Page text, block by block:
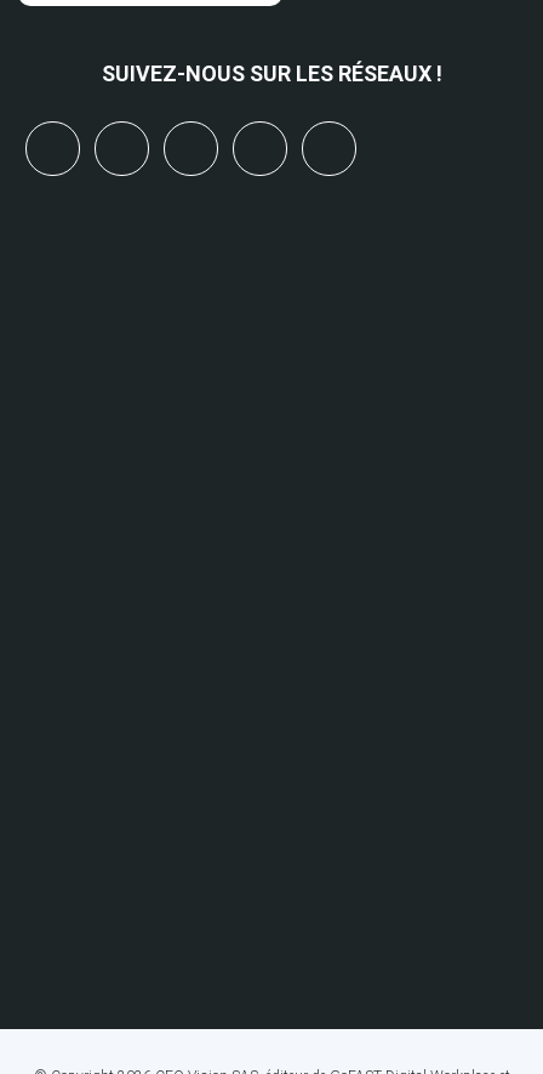
SUIVEZ-NOUS SUR LES RÉSEAUX !
linkedinyoutubebluesky mastodon